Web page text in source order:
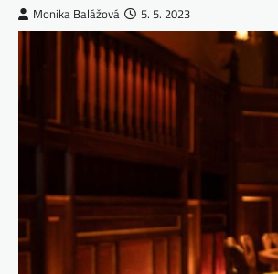
Monika Balážová 5. 5. 2023